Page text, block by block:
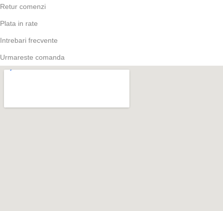
Retur comenzi
Plata in rate
Intrebari frecvente
Urmareste comanda